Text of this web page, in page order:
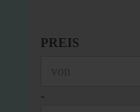
PREIS
PREIS
-